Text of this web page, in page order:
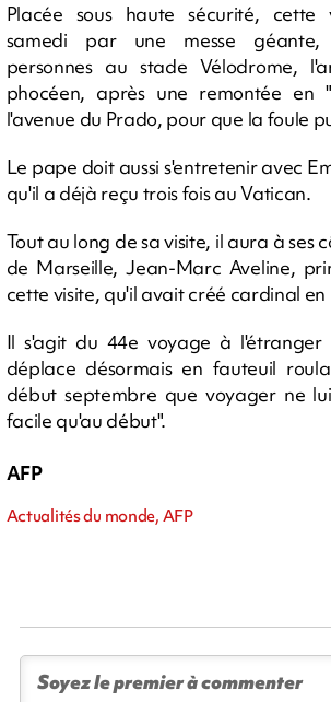
Placée sous haute sécurité, cette
samedi par une messe géante,
personnes au stade Vélodrome,
phocéen, après une remontée en
l'avenue du Prado, pour que la foule
Le pape doit aussi s'entretenir avec
qu'il a déjà reçu trois fois au Vatican.
Tout au long de sa visite, il aura à ses
de Marseille, Jean-Marc Aveline,
cette visite, qu'il avait créé cardinal en
Il s'agit du 44e voyage à
déplace désormais en fauteuil
début septembre que voyager ne
facile qu'au début".
AFP
Actualités du monde, AFP